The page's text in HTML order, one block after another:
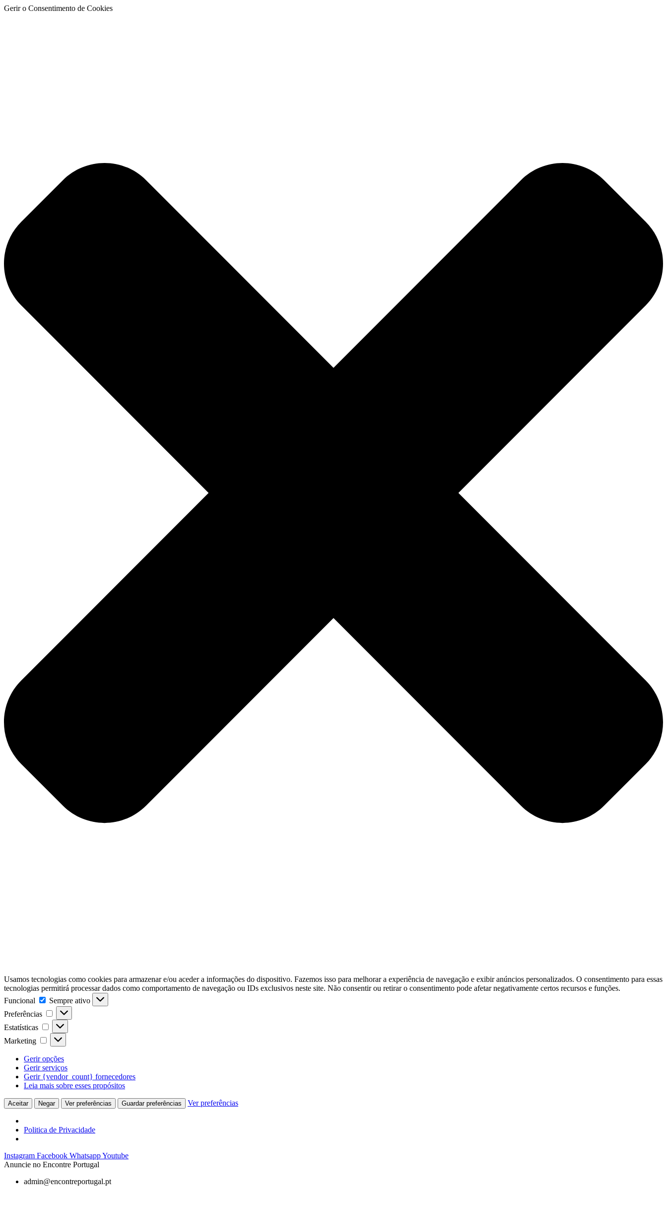
Gerir o Consentimento de Cookies
Usamos tecnologias como cookies para armazenar e/ou aceder a informações do dispositivo. Fazemos isso para melhorar a experiência de navegação e exibir anúncios personalizados. O consentimento para essas
tecnologias permitirá processar dados como comportamento de navegação ou IDs exclusivos neste site. Não consentir ou retirar o consentimento pode afetar negativamente certos recursos e funções.
Funcional
Funcional
Sempre ativo
Preferências
Preferências
Estatísticas Estatísticas
Marketing Marketing
Gerir opções
Gerir serviços
Gerir {vendor_count} fornecedores
Leia mais sobre esses propósitos
Aceitar Negar Ver preferências Guardar preferências Ver preferências
Politica de Privacidade
Pular
para
conteúdo
Instagram Facebook WhatsappYoutube
Anuncie no Encontre Portugal
admin@encontreportugal.pt